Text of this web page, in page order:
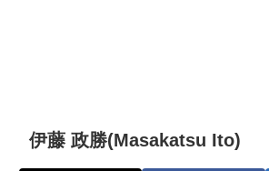
伊藤 政勝(Masakatsu Ito)